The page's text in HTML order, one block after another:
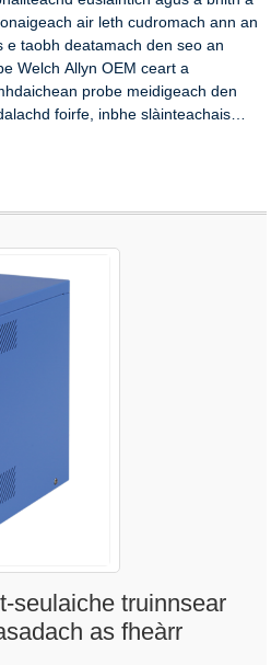
air leth cudromach ann an
taobh deatamach den seo an
Welch Allyn OEM ceart a
probe meidigeach den
foirfe, inbhe slàinteachais
seulaiche truinnsear
as fheàrr